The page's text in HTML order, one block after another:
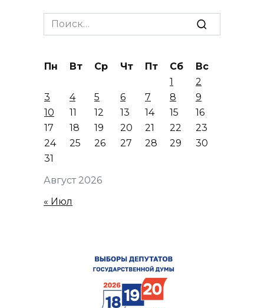
Search
for:
Август 2026
Пн Вт Ср Чт Пт Сб
Вс
1
2
3
4 5 6 7 8
9
10
11 12 13 14 15
16
17
18 19 20 21 22
23
24
25 26 27 28 29
30
31
« Июл